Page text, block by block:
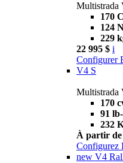
Multistrada
170
124
229
22 995 $ i
Configurer
V4 S
Multistrada
170
91
232
À partir de
Configurez
new V4